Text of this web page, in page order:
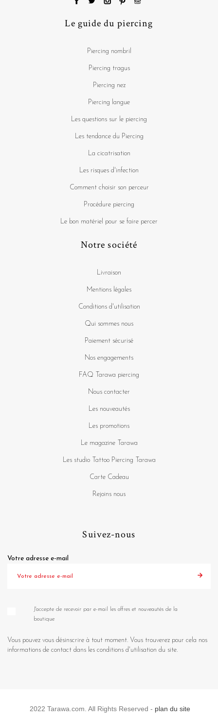
Le guide du piercing
Piercing nombril
Piercing tragus
Piercing nez
Piercing langue
Les questions sur le piercing
Les tendance du Piercing
La cicatrisation
Les risques d'infection
Comment choisir son perceur
Procédure piercing
Le bon matériel pour se faire percer
Notre société
Livraison
Mentions légales
Conditions d'utilisation
Qui sommes nous
Paiement sécurisé
Nos engagements
FAQ Tarawa piercing
Nous contacter
Les nouveautés
Les promotions
Le magazine Tarawa
Les studio Tattoo Piercing Tarawa
Carte Cadeau
Rejoins nous
Suivez-nous
Votre adresse e-mail
J'accepte de recevoir par e-mail les offres et nouveautés de la
boutique
Vous pouvez vous désinscrire à tout moment. Vous trouverez pour cela nos
informations de contact dans les conditions d'utilisation du site.
2022 Tarawa.com. All Rights Reserved - plan du site